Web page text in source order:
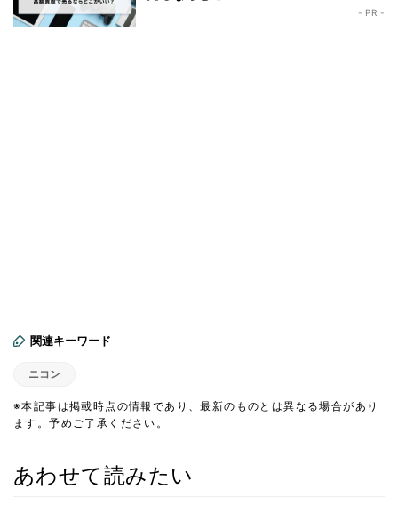
- PR -
関連キーワード
ニコン
※本記事は掲載時点の情報であり、最新のものとは異なる場合があり
ます。予めご了承ください。
あわせて読みたい